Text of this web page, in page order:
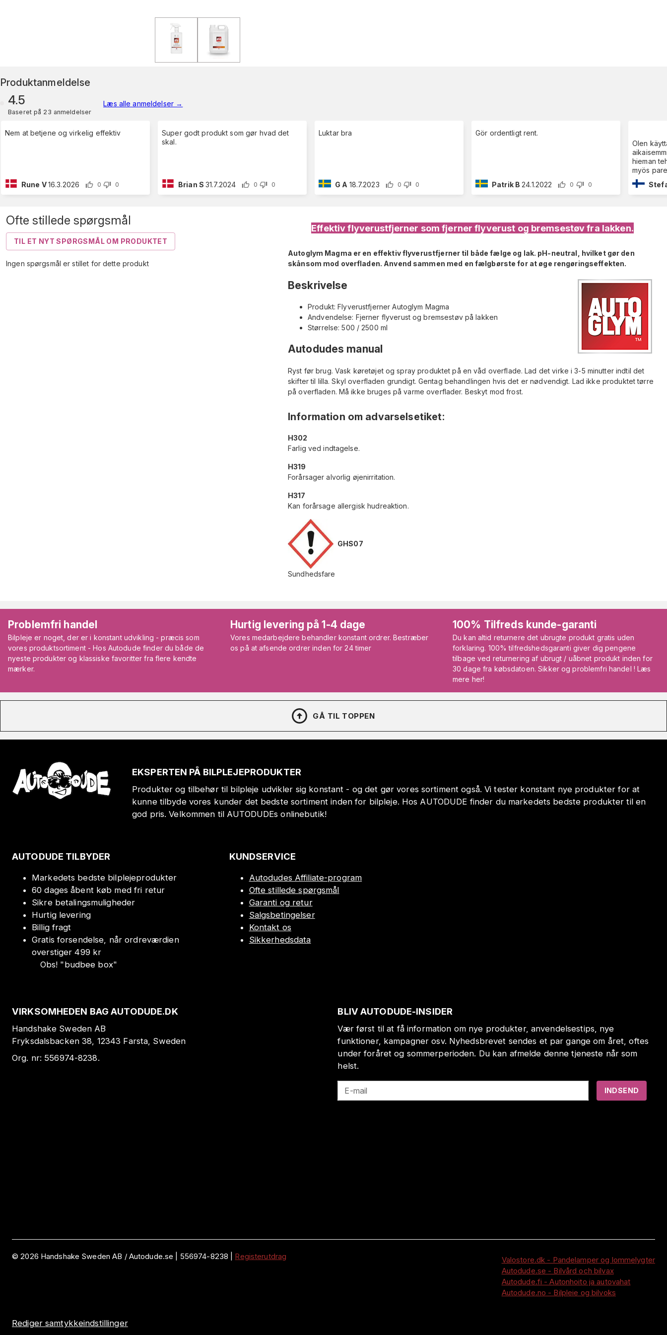
Produktanmeldelse
4.5
Baseret på 23 anmeldelser
Læs alle anmeldelser→
Nem at betjene og virkelig effektiv
Rune V16.3.2026 0 0
Super godt produkt som gør hvad det
skal.
Brian S 31.7.2024 0 0
Luktar bra
G A 18.7.2023 0 0
Gör ordentligt rent.
Patrik B 24.1.2022 0 0
Olen
hieman
myös
Ofte stillede spørgsmål
TIL ET NYT SPØRGSMÅL OM PRODUKTET
Ingen spørgsmål er stillet for dette produkt
Effektiv flyverustfjerner som fjerner flyverust og bremsestøv fra lakken.
Autoglym Magma er en effektiv flyverustfjerner til både fælge og lak. pH-neutral, hvilket gør den
skånsom mod overfladen. Anvend sammen med en fælgbørste for at øge rengøringseffekten.
Beskrivelse
Produkt: Flyverustfjerner Autoglym Magma
Andvendelse: Fjerner flyverust og bremsestøv på lakken
Størrelse: 500 / 2500 ml
Autodudes manual
Ryst før brug. Vask køretøjet og spray produktet på en våd overflade. Lad det virke i 3-5 minutter indtil det
skifter til lilla. Skyl overfladen grundigt. Gentag behandlingen hvis det er nødvendigt. Lad ikke produktet tørre
på overfladen. Må ikke bruges på varme overflader. Beskyt mod frost.
Information om advarselsetiket:
H302
Farlig ved indtagelse.
H319
Forårsager alvorlig øjenirritation.
H317
Kan forårsage allergisk hudreaktion.
GHS07
Sundhedsfare
Problemfri handel
Bilpleje er noget, der er i konstant udvikling - præcis som
vores produktsortiment - Hos Autodude finder du både de
nyeste produkter og klassiske favoritter fra flere kendte
mærker.
Hurtig levering på 1-4 dage
Vores medarbejdere behandler konstant ordrer. Bestræber
os på at afsende ordrer inden for 24 timer
100% Tilfreds kunde-garanti
Du kan altid returnere det ubrugte produkt gratis uden
forklaring. 100% tilfredshedsgaranti giver dig pengene
tilbage ved returnering af ubrugt / uåbnet produkt inden for
30 dage fra købsdatoen. Sikker og problemfri handel ! Læs
mere her!
GÅ TIL TOPPEN
EKSPERTEN PÅ BILPLEJEPRODUKTER
Produkter og tilbehør til bilpleje udvikler sig konstant - og det gør vores sortiment også. Vi tester konstant nye produkter for at
kunne tilbyde vores kunder det bedste sortiment inden for bilpleje. Hos AUTODUDE finder du markedets bedste produkter til en
god pris. Velkommen til AUTODUDEs onlinebutik!
AUTODUDE TILBYDER
Markedets bedste bilplejeprodukter
60 dages åbent køb med fri retur
Sikre betalingsmuligheder
Hurtig levering
Billig fragt
Gratis forsendelse, når ordreværdien
overstiger 499 kr
Obs! "budbee box"
KUNDSERVICE
Autodudes Affiliate-program
Ofte stillede spørgsmål
Garanti og retur
Salgsbetingelser
Kontakt os
Sikkerhedsdata
VIRKSOMHEDEN BAG AUTODUDE.DK
Handshake Sweden AB
Fryksdalsbacken 38, 12343 Farsta, Sweden
Org. nr: 556974-8238.
BLIV AUTODUDE-INSIDER
Vær først til at få information om nye produkter, anvendelsestips, nye
funktioner, kampagner osv. Nyhedsbrevet sendes et par gange om året, oftes
under foråret og sommerperioden. Du kan afmelde denne tjeneste når som
helst.
E-mail INDSEND
©2026 Handshake Sweden AB / Autodude.se | 556974-8238 Registerutdrag
Valostore.dk - Pandelamper og lommelygter
Autodude.se - Bilvård och bilvax
Autodude.fi - Autonhoito ja autovahat
Autodude.no - Bilpleie og bilvoks
Rediger samtykkeindstillinger